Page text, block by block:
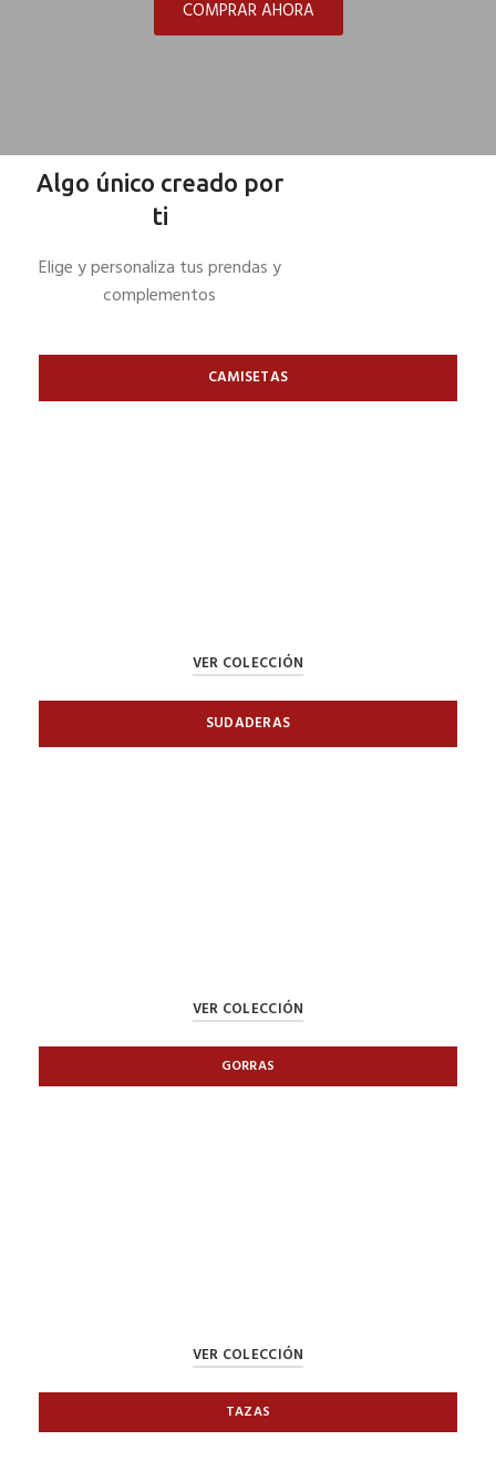
COMPRAR AHORA
Algo único creado por
ti
Elige y personaliza tus prendas y
complementos
CAMISETAS
VER COLECCIÓN
SUDADERAS
VER COLECCIÓN
GORRAS
VER COLECCIÓN
TAZAS